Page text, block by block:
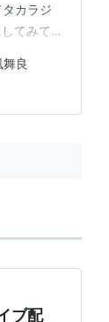
カラジ
てみては
あるべ
舞良
ブ配